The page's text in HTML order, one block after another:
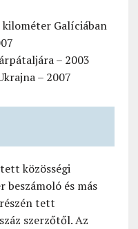
kilométer Galíciában
– 2003
– 2007
közösségi
beszámoló és más
tett
szerzőtől. Az